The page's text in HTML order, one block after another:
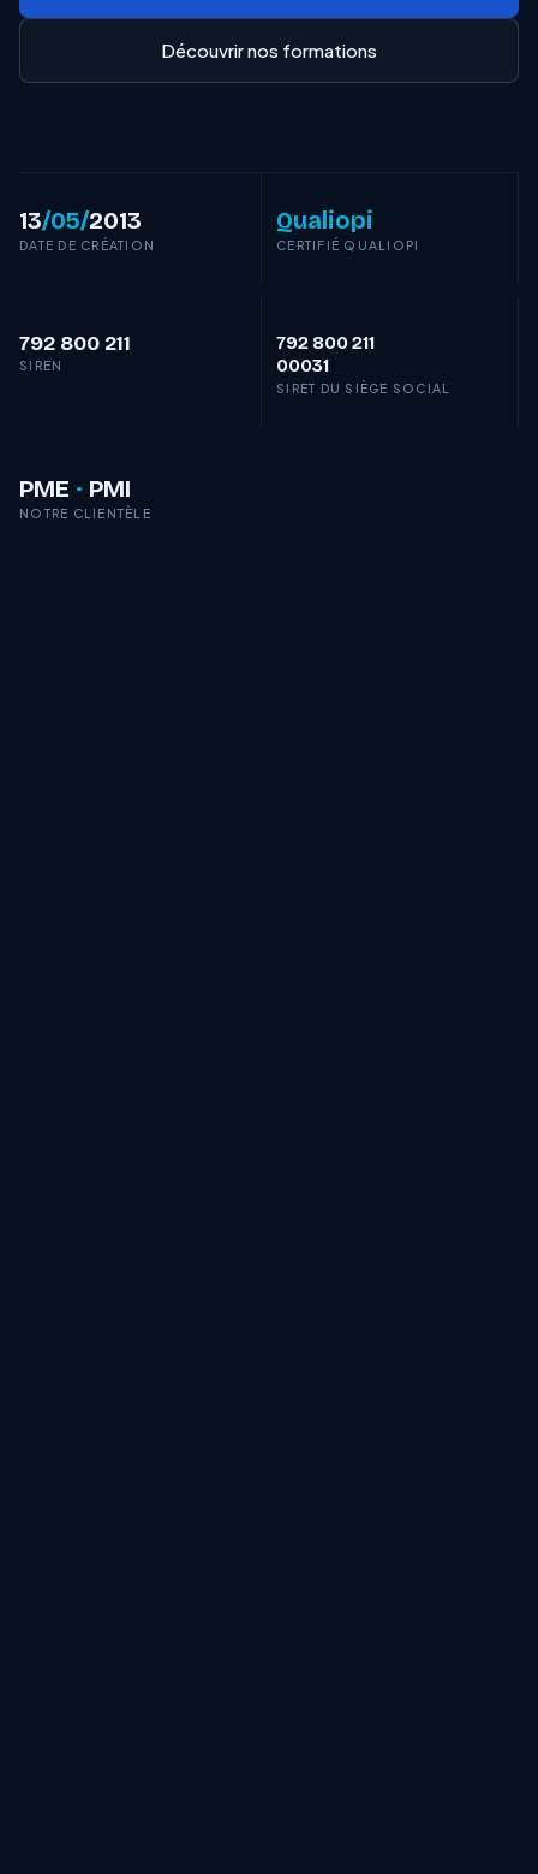
Découvrir nos formations
13/05/2013
DATE DE CRÉATION
Qualiopi
CERTIFIÉ QUALIOPI
792 800 211
SIREN
792 800 211
00031
SIRET DU SIÈGE SOCIAL
PME · PMI
NOTRE CLIENTÈLE